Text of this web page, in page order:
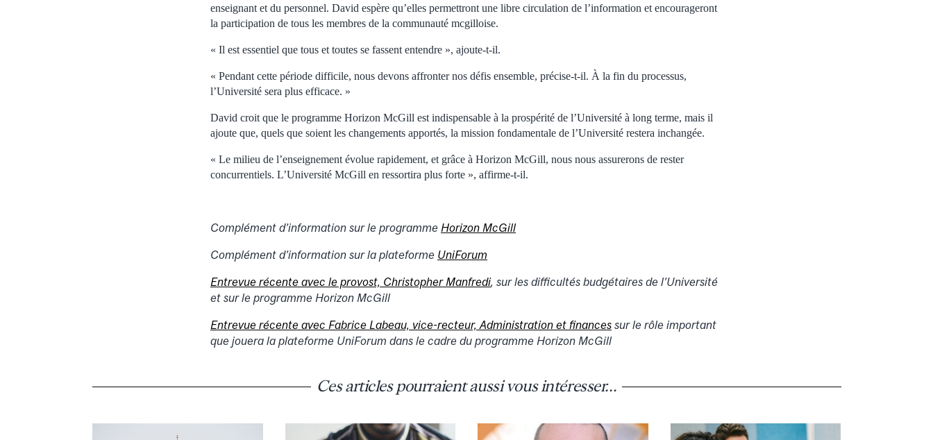
enseignant et du personnel. David espère qu’elles permettront une libre circulation de l’information et encourageront
la participation de tous les membres de la communauté mcgilloise.
« Il est essentiel que tous et toutes se fassent entendre », ajoute-t-il.
« Pendant cette période difficile, nous devons affronter nos défis ensemble, précise-t-il. À la fin du processus,
l’Université sera plus efficace. »
David croit que le programme Horizon McGill est indispensable à la prospérité de l’Université à long terme, mais il
ajoute que, quels que soient les changements apportés, la mission fondamentale de l’Université restera inchangée.
« Le milieu de l’enseignement évolue rapidement, et grâce à Horizon McGill, nous nous assurerons de rester
concurrentiels. L’Université McGill en ressortira plus forte », affirme-t-il.
Complément d’information sur le programme Horizon McGill
Complément d’information sur la plateforme UniForum
Entrevue récente avec le provost, Christopher Manfredi, sur les difficultés budgétaires de l’Université
et sur le programme Horizon McGill
Entrevue récente avec Fabrice Labeau, vice-recteur, Administration et finances sur le rôle important
que jouera la plateforme UniForum dans le cadre du programme Horizon McGill
Ces articles pourraient aussi vous intéresser...